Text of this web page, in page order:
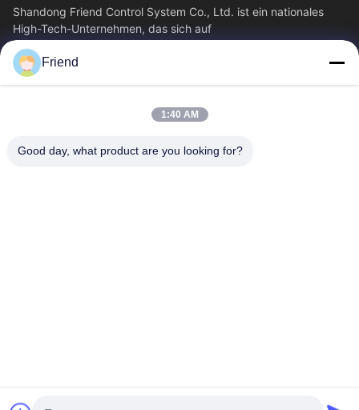
Shandong Friend Control System Co., Ltd. ist ein nationales
High-Tech-Unternehmen, das sich auf
Instrumentierungsforschung und -entwicklung,...
Schnelle Verbindungen
Über Uns
Fabrik Tour
Qualitätskontrolle
Friend
1:40 AM
Good day, what product are you looking for?